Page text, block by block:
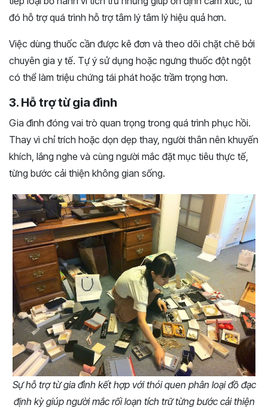
đó hỗ trợ quá trình hỗ trợ tâm lý tâm lý hiệu quả hơn.
Việc dùng thuốc cần được kê đơn và theo dõi chặt chẽ bởi
chuyên gia y tế. Tự ý sử dụng hoặc ngưng thuốc đột ngột
có thể làm triệu chứng tái phát hoặc trầm trọng hơn.
3. Hỗ trợ từ gia đình
Gia đình đóng vai trò quan trọng trong quá trình phục hồi.
Thay vì chỉ trích hoặc dọn dẹp thay, người thân nên khuyến
khích, lắng nghe và cùng người mắc đặt mục tiêu thực tế,
từng bước cải thiện không gian sống.
Sự hỗ trợ từ gia đình kết hợp với thói quen phân loại đồ đạc
định kỳ giúp người mắc rối loạn tích trữ từng bước cải thiện